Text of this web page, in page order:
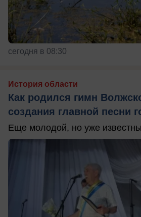
сегодня в 08:30
История области
Как родился гимн
создания главной песни
Еще молодой, но уже